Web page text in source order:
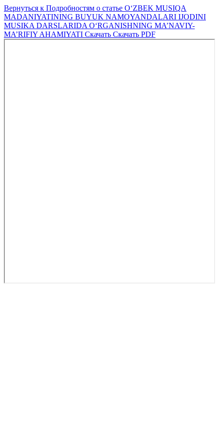
Вернуться к Подробностям о статье О‘ZBEK MUSIQA
MADANIYATINING BUYUK NAMOYANDALARI IJODINI
MUSIKA DARSLARIDA О‘RGANISHNING MA’NAVIY-
MA’RIFIY AHAMIYATI Скачать Скачать PDF